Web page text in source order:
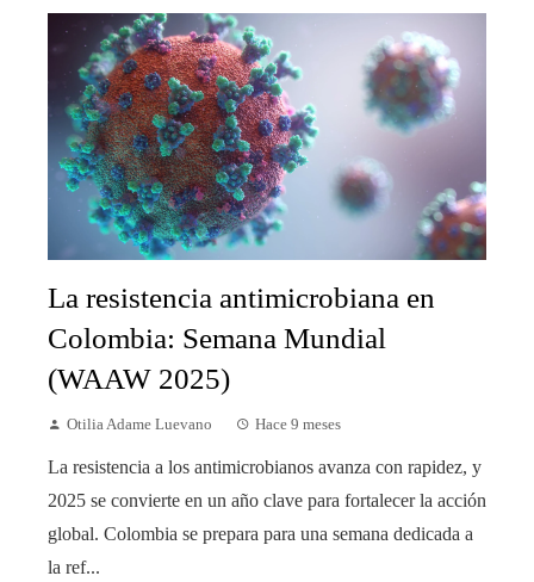
La resistencia antimicrobiana en
Colombia: Semana Mundial
(WAAW 2025)
Otilia Adame Luevano Hace 9 meses
La resistencia a los antimicrobianos avanza con rapidez, y
2025 se convierte en un año clave para fortalecer la acción
global. Colombia se prepara para una semana dedicada a
la ref...